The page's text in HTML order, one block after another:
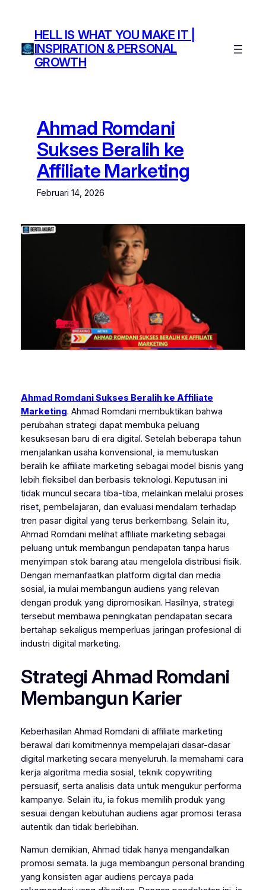
HELL IS WHAT YOU MAKE IT |
INSPIRATION & PERSONAL
GROWTH
Ahmad Romdani
Sukses Beralih ke
Affiliate Marketing
Februari 14, 2026
Ahmad Romdani Sukses Beralih ke Affiliate
Marketing. Ahmad Romdani membuktikan bahwa
perubahan strategi dapat membuka peluang
kesuksesan baru di era digital. Setelah beberapa tahun
menjalankan usaha konvensional, ia memutuskan
beralih ke affiliate marketing sebagai model bisnis yang
lebih fleksibel dan berbasis teknologi. Keputusan ini
tidak muncul secara tiba-tiba, melainkan melalui proses
riset, pembelajaran, dan evaluasi mendalam terhadap
tren pasar digital yang terus berkembang. Selain itu,
Ahmad Romdani melihat affiliate marketing sebagai
peluang untuk membangun pendapatan tanpa harus
menyimpan stok barang atau mengelola distribusi fisik.
Dengan memanfaatkan platform digital dan media
sosial, ia mulai membangun audiens yang relevan
dengan produk yang dipromosikan. Hasilnya, strategi
tersebut membawa peningkatan pendapatan secara
bertahap sekaligus memperluas jaringan profesional di
industri digital marketing.
Strategi Ahmad Romdani
Membangun Karier
Keberhasilan Ahmad Romdani di affiliate marketing
berawal dari komitmennya mempelajari dasar-dasar
digital marketing secara menyeluruh. Ia memahami cara
kerja algoritma media sosial, teknik copywriting
persuasif, serta analisis data untuk mengukur performa
kampanye. Selain itu, ia fokus memilih produk yang
sesuai dengan kebutuhan audiens agar promosi terasa
autentik dan tidak berlebihan.
Namun demikian, Ahmad tidak hanya mengandalkan
promosi semata. Ia juga membangun personal branding
yang konsisten agar audiens percaya pada